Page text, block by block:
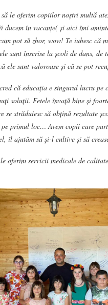
le oferim copiilor noștri multă
în vacanțe( și aici îmi
pot să zbor, wow! Te iubesc că
sunt înscrise la școli de dans,
ele sunt valoroase și că se pot
că educația e singurul lucru
soluții. Fetele învață bine și
străduiesc să obțină rezultate
primul loc… Avem copii care
îl ajutăm să și-l cultive și să
oferim servicii medicale de